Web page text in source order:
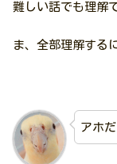
難しい話でも理解
ま、全部理解する
アホ